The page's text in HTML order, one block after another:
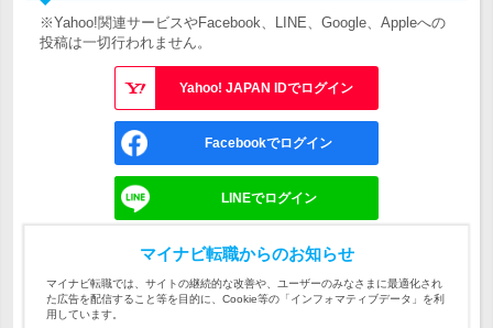
※Yahoo!関連サービスやFacebook、LINE、Google、Appleへの
投稿は一切行われません。
Yahoo! JAPAN IDでログイン
Facebookでログイン
LINEでログイン
Googleでログイン
Appleでサインイン
マイナビ転職からのお知らせ
マイナビ転職では、サイトの継続的な改善や、ユーザーのみなさまに最適化され
た広告を配信すること等を目的に、Cookie等の「インフォマティブデータ」を利
用しています。